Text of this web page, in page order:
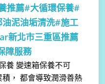
推薦#大循環保養#
泥油垢清洗#施工
新北市三重區推薦
障服務
養 變速箱保養不可
， 都會導致潤滑善熱